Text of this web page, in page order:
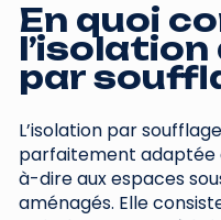
En quoi
par
L’isolation par
parfaitement adaptée
à-dire aux espaces
aménagés. Elle